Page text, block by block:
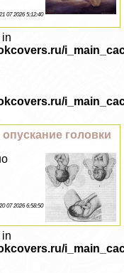
21 07 2026 5:12:40
головки
20 07 2026 6:58:50